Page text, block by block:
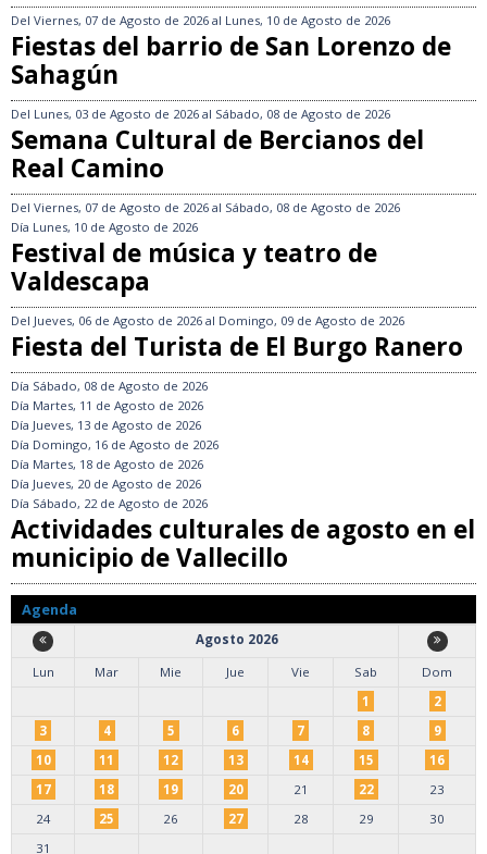
Del Viernes, 07 de Agosto de 2026 al Lunes, 10 de Agosto de 2026
Fiestas del barrio de San Lorenzo de
Sahagún
Del Lunes, 03 de Agosto de 2026 al Sábado, 08 de Agosto de 2026
Semana Cultural de Bercianos del
Real Camino
Del Viernes, 07 de Agosto de 2026 al Sábado, 08 de Agosto de 2026
Día Lunes, 10 de Agosto de 2026
Festival de música y teatro de
Valdescapa
Del Jueves, 06 de Agosto de 2026 al Domingo, 09 de Agosto de 2026
Fiesta del Turista de El Burgo Ranero
Día Sábado, 08 de Agosto de 2026
Día Martes, 11 de Agosto de 2026
Día Jueves, 13 de Agosto de 2026
Día Domingo, 16 de Agosto de 2026
Día Martes, 18 de Agosto de 2026
Día Jueves, 20 de Agosto de 2026
Día Sábado, 22 de Agosto de 2026
Actividades culturales de agosto en el
municipio de Vallecillo
Agenda
Agosto 2026
Lun
Mar Mie Jue Vie Sab
Dom
1
2
3
4 5 6 7 8
9
10
11 12 13 14 15
16
17
18 19 20 21 22
23
24
25 26 27 28 29
30
31